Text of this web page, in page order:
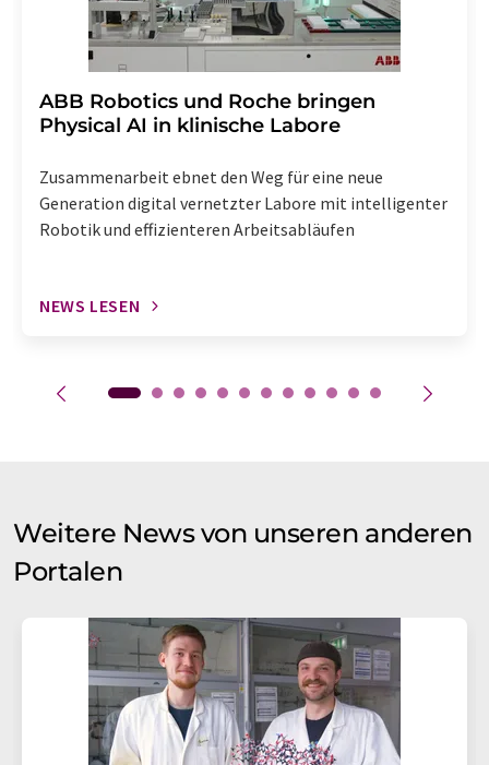
​​​​​​​ABB Robotics und Roche bringen
Physical AI in klinische Labore
Zusammenarbeit ebnet den Weg für eine neue
Generation digital vernetzter Labore mit intelligenter
Robotik und effizienteren Arbeitsabläufen
NEWS LESEN
Weitere News von unseren anderen
Portalen